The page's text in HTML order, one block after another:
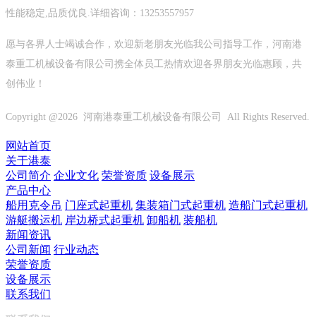
性能稳定,品质优良.详细咨询：13253557957
愿与各界人士竭诚合作，欢迎新老朋友光临我公司指导工作，河南港
泰重工机械设备有限公司携全体员工热情欢迎各界朋友光临惠顾，共
创伟业！
Copyright @2026 河南港泰重工机械设备有限公司 All Rights Reserved.
网站首页
关于港泰
公司简介 企业文化 荣誉资质 设备展示
产品中心
船用克令吊 门座式起重机 集装箱门式起重机 造船门式起重机
游艇搬运机 岸边桥式起重机 卸船机 装船机
新闻资讯
公司新闻 行业动态
荣誉资质
设备展示
联系我们